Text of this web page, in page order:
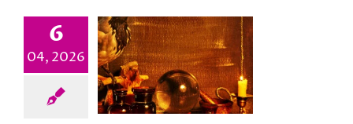
6
04, 2026